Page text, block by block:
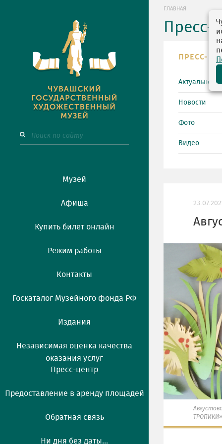
Музей
Афиша
Купить билет онлайн
Режим работы
Контакты
Госкаталог Музейного фонда РФ
Издания
Независимая оценка качества
оказания услуг
Пресс-центр
Предоставление в аренду площадей
Обратная связь
Ни дня без даты...
ГЛАВНАЯ
Пресс-
ПРЕСС-
Актуально
Новости
Фото
Видео